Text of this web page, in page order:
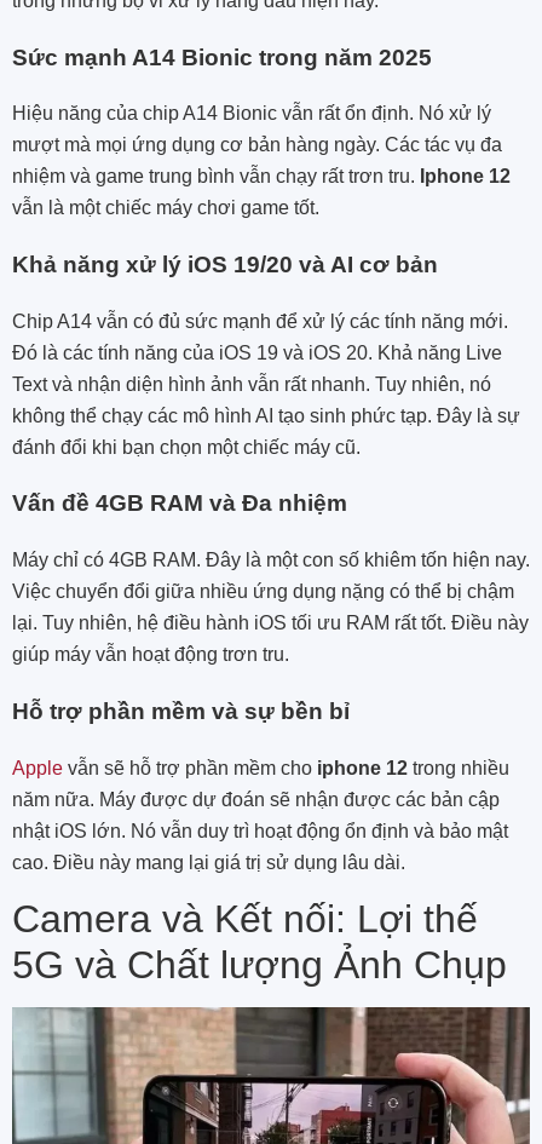
Sức mạnh A14 Bionic trong năm 2025
Hiệu năng của chip A14 Bionic vẫn rất ổn định. Nó xử lý
mượt mà mọi ứng dụng cơ bản hàng ngày. Các tác vụ đa
nhiệm và game trung bình vẫn chạy rất trơn tru. Iphone 12
vẫn là một chiếc máy chơi game tốt.
Khả năng xử lý iOS 19/20 và AI cơ bản
Chip A14 vẫn có đủ sức mạnh để xử lý các tính năng mới.
Đó là các tính năng của iOS 19 và iOS 20. Khả năng Live
Text và nhận diện hình ảnh vẫn rất nhanh. Tuy nhiên, nó
không thể chạy các mô hình AI tạo sinh phức tạp. Đây là sự
đánh đổi khi bạn chọn một chiếc máy cũ.
Vấn đề 4GB RAM và Đa nhiệm
Máy chỉ có 4GB RAM. Đây là một con số khiêm tốn hiện nay.
Việc chuyển đổi giữa nhiều ứng dụng nặng có thể bị chậm
lại. Tuy nhiên, hệ điều hành iOS tối ưu RAM rất tốt. Điều này
giúp máy vẫn hoạt động trơn tru.
Hỗ trợ phần mềm và sự bền bỉ
Apple vẫn sẽ hỗ trợ phần mềm cho iphone 12 trong nhiều
năm nữa. Máy được dự đoán sẽ nhận được các bản cập
nhật iOS lớn. Nó vẫn duy trì hoạt động ổn định và bảo mật
cao. Điều này mang lại giá trị sử dụng lâu dài.
Camera và Kết nối: Lợi thế
5G và Chất lượng Ảnh Chụp